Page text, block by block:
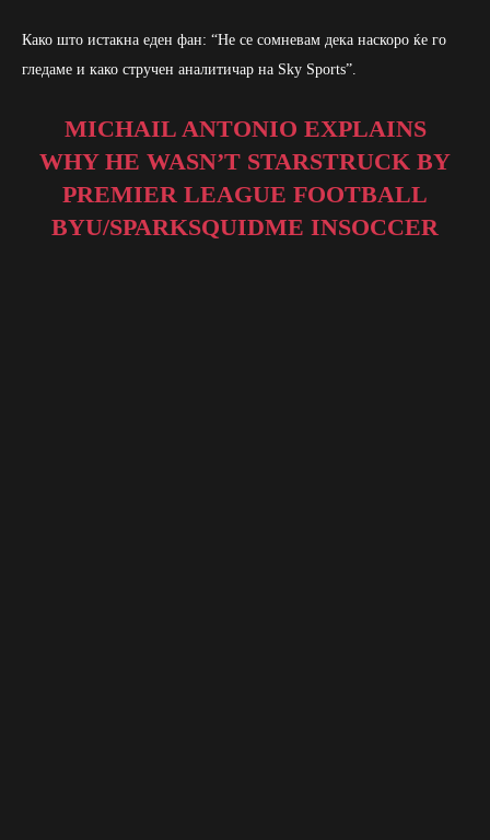
Како што истакна еден фан: “Не се сомневам дека наскоро ќе го
гледаме и како стручен аналитичар на Sky Sports”.
MICHAIL ANTONIO EXPLAINS
WHY HE WASN’T STARSTRUCK BY
PREMIER LEAGUE FOOTBALL
BYU/SPARKSQUIDME INSOCCER